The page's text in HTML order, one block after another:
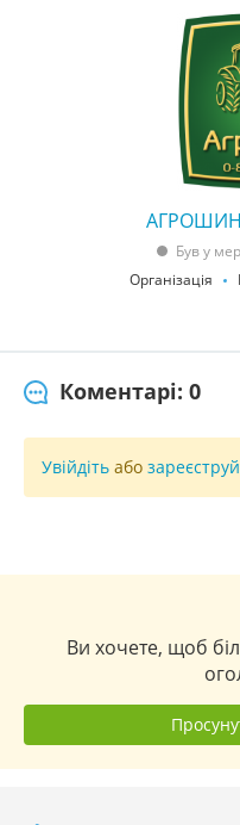
Був у
Організація
Коментарі: 0
Увійдіть або
Ви хочете, щоб